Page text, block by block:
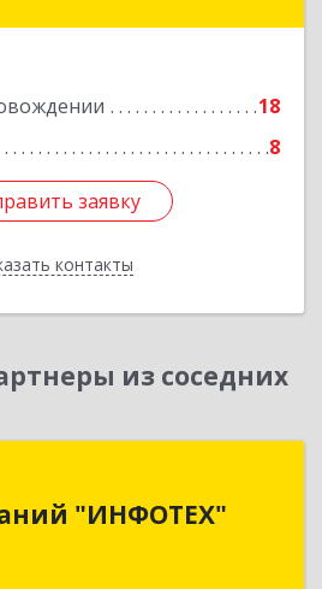
18
8
заявку
контакты
заявку
Назад
из соседних
"ИНФОТЕХ"
обл, Жуковский г, Чкалова